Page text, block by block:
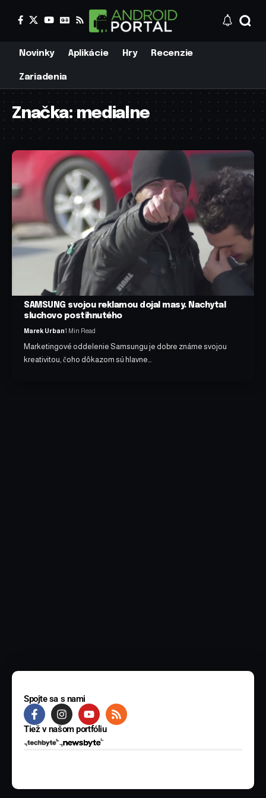
Novinky Aplikácie Hry Recenzie
Zariadenia
Značka:medialne
SAMSUNG svojou reklamou dojal masy. Nachytal
sluchovo postihnutého
Marek Urban1 Min Read
Marketingové oddelenie Samsungu je dobre známe svojou
kreativitou, čoho dôkazom sú hlavne…
Spojte sa s nami
Tiež v našom portfóliu